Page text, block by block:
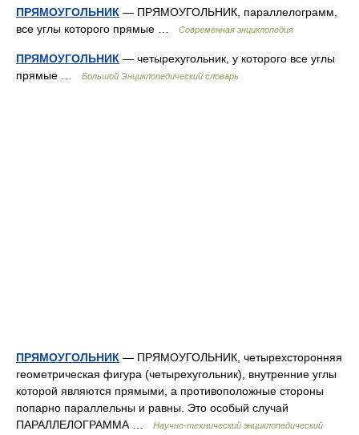
ПРЯМОУГОЛЬНИК — ПРЯМОУГОЛЬНИК, параллелограмм,
все углы которого прямые …
Современная энциклопедия
ПРЯМОУГОЛЬНИК — четырехугольник, у которого все углы
прямые …
Большой Энциклопедический словарь
ПРЯМОУГОЛЬНИК — ПРЯМОУГОЛЬНИК, четырехсторонняя
геометрическая фигура (четырехугольник), внутренние углы
которой являются прямыми, а противоположные стороны
попарно параллельны и равны. Это особый случай
ПАРАЛЛЕЛОГРАММА …
Научно-технический энциклопедический